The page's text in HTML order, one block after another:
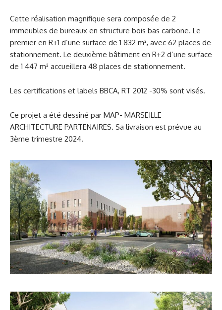
Cette réalisation magnifique sera composée de 2
immeubles de bureaux en structure bois bas carbone. Le
premier en R+1 d’une surface de 1 832 m², avec 62 places de
stationnement. Le deuxième bâtiment en R+2 d’une surface
de 1 447 m² accueillera 48 places de stationnement.
Les certifications et labels BBCA, RT 2012 -30% sont visés.
Ce projet a été dessiné par MAP- MARSEILLE
ARCHITECTURE PARTENAIRES. Sa livraison est prévue au
3ème trimestre 2024.